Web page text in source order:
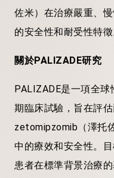
佐米）在治療嚴重、
的安全性和耐受性特徵
關於PALIZADE研究
PALIZADE是一項全
期臨床試驗，旨在評
zetomipzomib（澤托
中的療效和安全性。
患者在標準背景治療